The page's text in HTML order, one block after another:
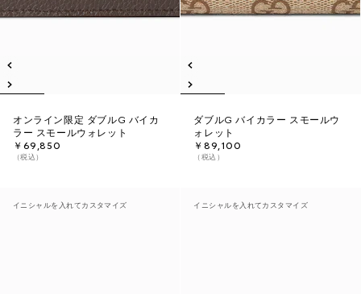
オンライン限定 ダブルG バイカ
ラー スモールウォレット
￥69,850
（税込）
ダブルG バイカラー スモールウ
ォレット
￥89,100
（税込）
イニシャルを入れてカスタマイズ イニシャルを入れてカスタマイズ